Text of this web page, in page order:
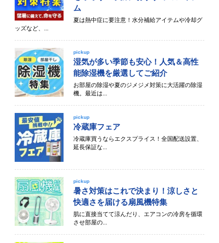
ム
夏は熱中症に要注意！水分補給アイテムや冷却グ
ッズなど、...
pickup
湿気が多い季節も安心！人気＆高性
能除湿機を厳選してご紹介
お部屋の除湿や夏のジメジメ対策に大活躍の除湿
機。最近は...
pickup
冷蔵庫フェア
冷蔵庫買うならエクスプライス！全国配送設置、
延長保証な...
pickup
暑さ対策はこれで決まり！涼しさと
快適さを届ける扇風機特集
肌に直接当てて涼んだり、エアコンの冷房を循環
させ部屋の...